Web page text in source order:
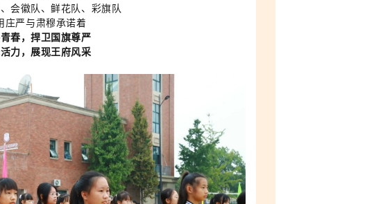
会徽队、鲜花队 、 彩旗队
庄严与肃穆承诺着
春，捍卫国旗尊严
力，展现王府风采